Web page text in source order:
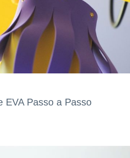
EVA Passo a Passo